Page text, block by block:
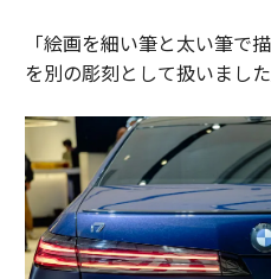
「絵画を細い筆と太い筆で
を別の彫刻として扱いました